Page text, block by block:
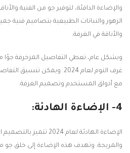
والإضاءة الدافئة، لتوفير جو من الفنية
الزهور والنباتات الطبيعية بتصاميم فنية
والأناقة في الغرفة.
وبشكل عام، تعطي التفاصيل المزخرفة جوًا من
غرف النوم لعام 2024. ويمكن
مع أذواق المستخدم وتصميم الغرفة.
4- الإضاءة الهادئة:
الإضاءة الهادئة لعام
والمريحة. وتهدف هذه الإضاءة إلى خلق جو